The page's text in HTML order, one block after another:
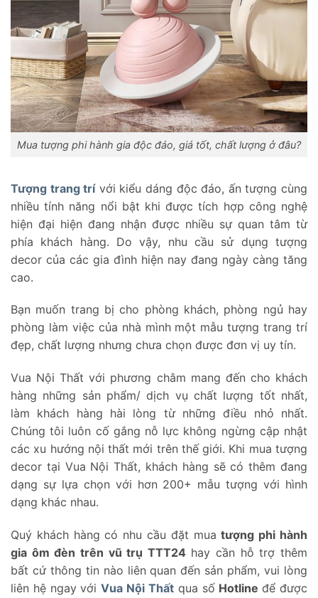
Mua tượng phi hành gia độc đáo, giá tốt, chất lượng ở đâu?
Tượng trang trívới kiểu dáng độc đáo, ấn tượng cùng
nhiều tính năng nổi bật khi được tích hợp công nghệ
hiện đại hiện đang nhận được nhiều sự quan tâm từ
phía khách hàng. Do vậy, nhu cầu sử dụng tượng
decor của các gia đình hiện nay đang ngày càng tăng
cao.
Bạn muốn trang bị cho phòng khách, phòng ngủ hay
phòng làm việc của nhà mình một mẫu tượng trang trí
đẹp, chất lượng nhưng chưa chọn được đơn vị uy tín.
Vua Nội Thất với phương châm mang đến cho khách
hàng những sản phẩm/ dịch vụ chất lượng tốt nhất,
làm khách hàng hài lòng từ những điều nhỏ nhất.
Chúng tôi luôn cố gắng nỗ lực không ngừng cập nhật
các xu hướng nội thất mới trên thế giới. Khi mua tượng
decor tại Vua Nội Thất, khách hàng sẽ có thêm đang
dạng sự lựa chọn với hơn 200+ mẫu tượng với hình
dạng khác nhau.
Quý khách hàng có nhu cầu đặt muatượng phi hành
gia ôm đèn trên vũ trụ TTT24 hay cần hỗ trợ thêm
bất cứ thông tin nào liên quan đến sản phẩm, vui lòng
liên hệ ngay vớiVua Nội Thấtqua số Hotlineđể được